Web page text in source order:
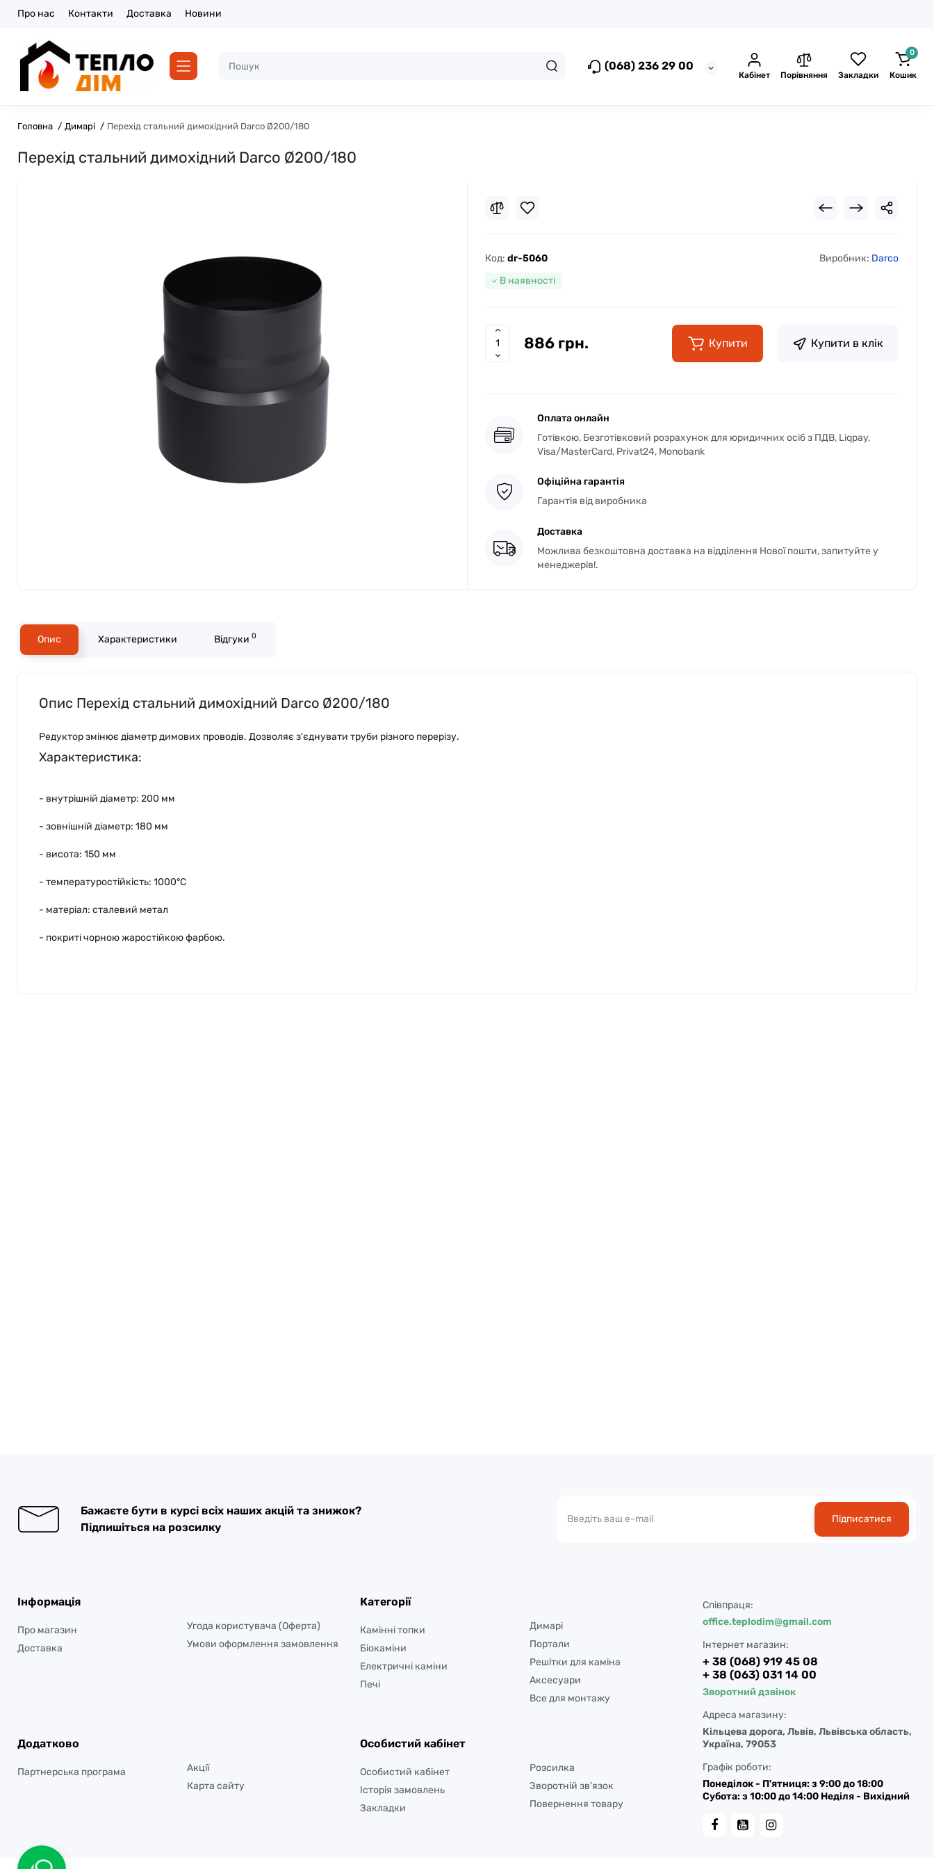
Про нас Контакти Доставка Новини
(068) 236 29 00
Кабінет Порівняння Закладки
0
Кошик
Головна Димарі Перехід стальний димохідний Darco Ø200/180
Перехід стальний димохідний Darco Ø200/180
Код: dr-5060 Виробник: Darco
В наявності
886 грн. Купити Купити в клік
Оплата онлайн
Готівкою, Безготівковий розрахунок для юридичних осіб з ПДВ, Liqpay,
Visa/MasterCard, Privat24, Monobank
Офіційна гарантія
Гарантія від виробника
Доставка
Можлива безкоштовна доставка на відділення Нової пошти, запитуйте у
менеджерів!.
Опис Характеристики Відгуки 0
Опис Перехід стальний димохідний Darco Ø200/180
Редуктор змінює діаметр димових проводів. Дозволяє з'єднувати труби різного перерізу.
Характеристика:
- внутрішній діаметр: 200 мм
- зовнішній діаметр: 180 мм
- висота: 150 мм
- температуростійкість: 1000°C
- матеріал: сталевий метал
- покриті чорною жаростійкою фарбою.
Бажаєте бути в курсі всіх наших акцій та знижок?
Підпишіться на розсилку
Підписатися
Інформація
Про магазин
Доставка
Угода користувача (Оферта)
Умови оформлення замовлення
Категорії
Камінні топки
Біокаміни
Електричні каміни
Печі
Димарі
Портали
Решітки для каміна
Аксесуари
Все для монтажу
Додатково
Партнерська програма
Акції
Карта сайту
Особистий кабінет
Особистий кабінет
Історія замовлень
Закладки
Розсилка
Зворотній зв’язок
Повернення товару
Співпраця:
office.teplodim@gmail.com
Інтернет магазин:
+ 38 (068) 919 45 08
+ 38 (063) 031 14 00
Зворотний дзвінок
Адреса магазину:
Кільцева дорога, Львів, Львівська область,
Україна, 79053
Графік роботи:
Понеділок - П'ятниця: з 9:00 до 18:00
Субота: з 10:00 до 14:00 Неділя - Вихідний